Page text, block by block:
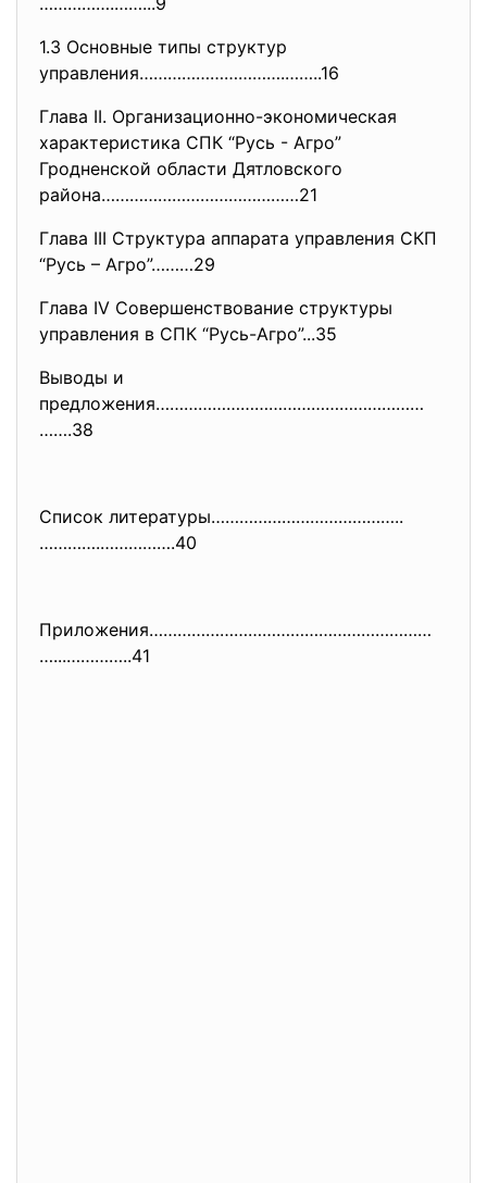
1.3 Основные типы структур
управления………………………….……..16
Глава II. Организационно-экономическая
характеристика СПК “Русь - Агро”
Гродненской области Дятловского
районa……………………………………21
Глава III Структура аппарата управления СКП
“Русь – Агро”………29
Глава IV Совершенствование структуры
управления в СПК “Русь-Агро”...35
Выводы и
предложения…………………………………………………
…….38
Список литературы…………………………………..
………….…………….40
Приложения……………………………………………………
…...…………..41